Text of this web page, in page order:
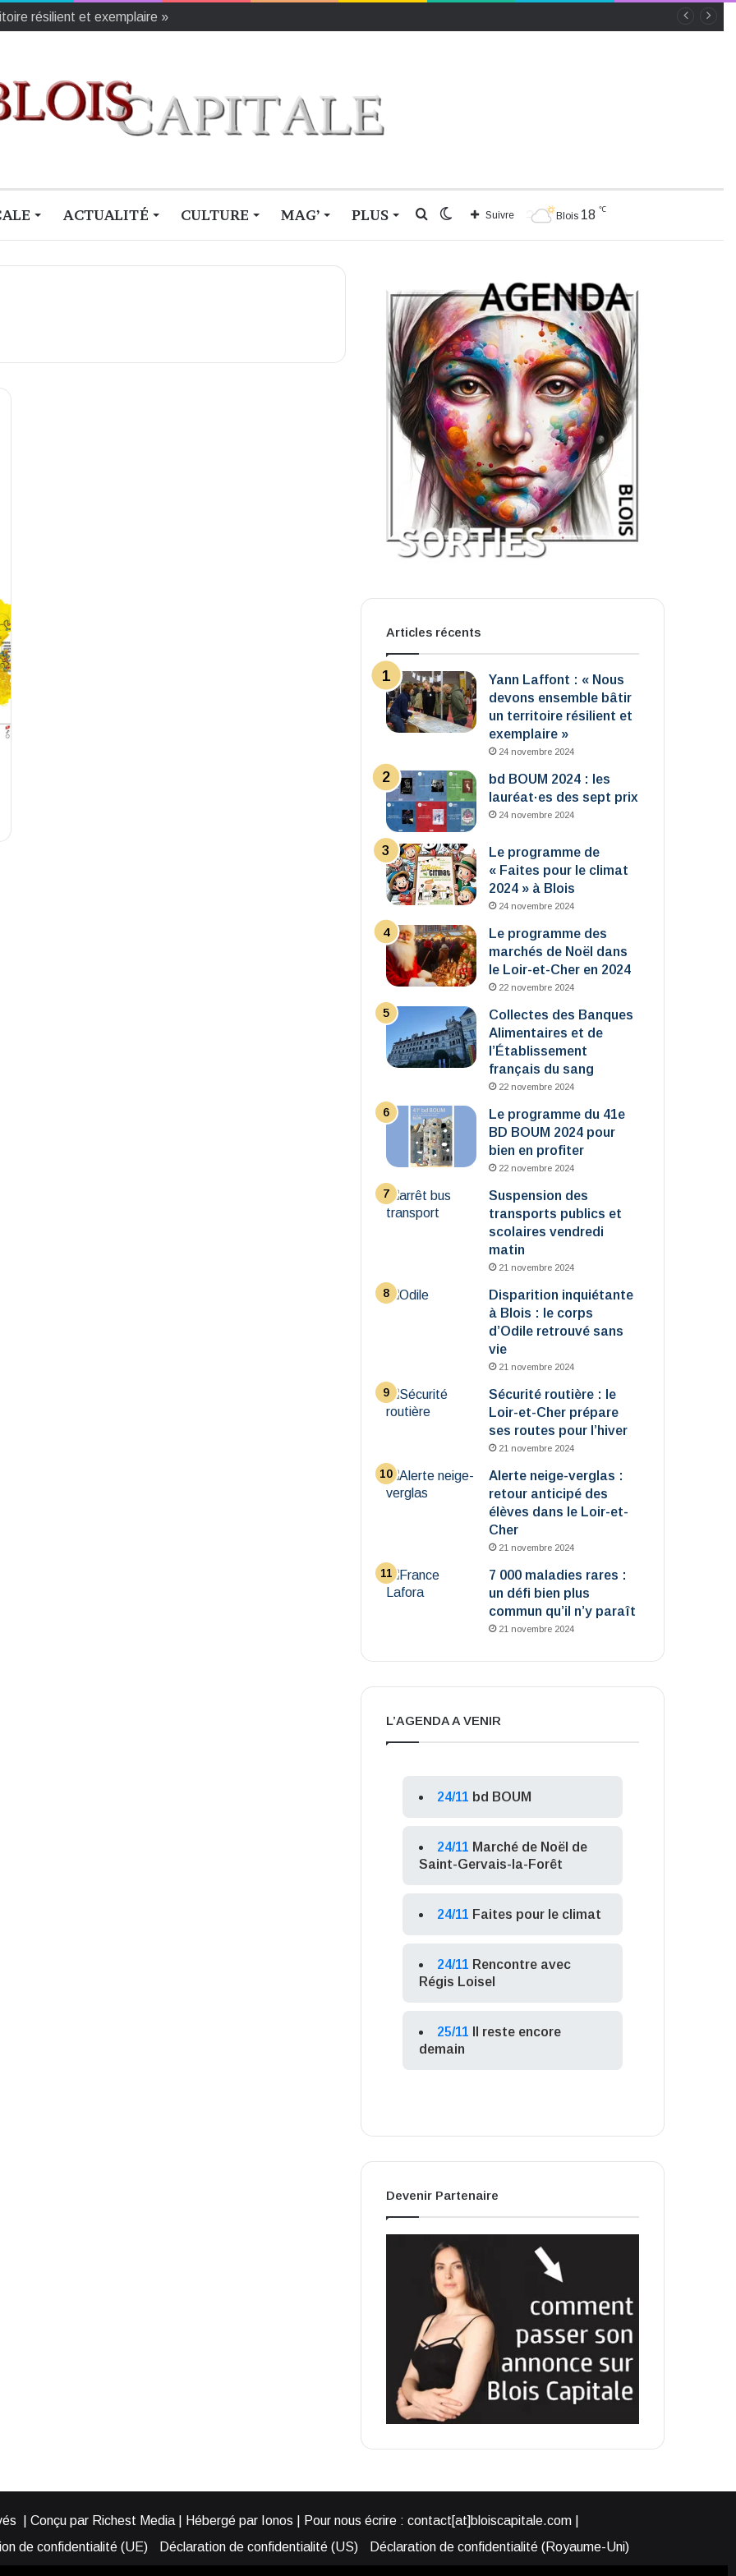
résilient et exemplaire »
ACTUALITÉ CULTURE MAG’ PLUS Blois 18 ℃
Suivre
Switch
Rechercher
Articles récents
Yann Laffont : « Nous
devons ensemble bâtir
un territoire résilient et
exemplaire »
24 novembre 2024
bd BOUM 2024 : les
lauréat·es des sept prix
24 novembre 2024
Le programme de
« Faites pour le climat
2024 » à Blois
24 novembre 2024
Le programme des
marchés de Noël dans
le Loir-et-Cher en 2024
22 novembre 2024
Collectes des Banques
Alimentaires et de
l’Établissement
français du sang
22 novembre 2024
Le programme du 41e
BD BOUM 2024 pour
bien en profiter
22 novembre 2024
Suspension des
transports publics et
scolaires vendredi
matin
21 novembre 2024
Disparition inquiétante
à Blois : le corps
d’Odile retrouvé sans
vie
21 novembre 2024
Sécurité routière : le
Loir-et-Cher prépare
ses routes pour l’hiver
21 novembre 2024
Alerte neige-verglas :
retour anticipé des
élèves dans le Loir-et-
Cher
21 novembre 2024
7 000 maladies rares :
un défi bien plus
commun qu’il n’y paraît
21 novembre 2024
L’AGENDA A VENIR
24/11 bd BOUM
24/11 Marché de Noël de
Saint-Gervais-la-Forêt
24/11 Faites pour le climat
24/11 Rencontre avec
Régis Loisel
25/11
Il reste encore
demain
Devenir Partenaire
| Conçu par Richest Media | Hébergé par Ionos | Pour nous écrire : contact[at]bloiscapitale.com |
de confidentialité (UE) Déclaration de confidentialité (US)
Déclaration de confidentialité (Royaume-Uni)